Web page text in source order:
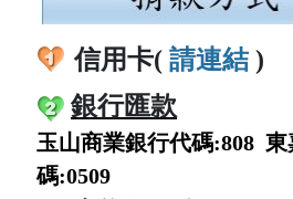
信用卡( 請連結 )
銀行匯款
玉山商業銀行代碼:808
碼:0509